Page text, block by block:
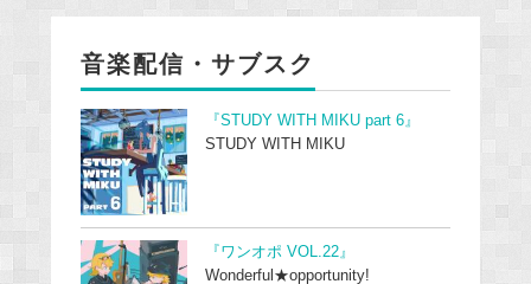
音楽配信・サブスク
『STUDY WITH MIKU part 6』
STUDY WITH MIKU
『ワンオポ VOL.22』
Wonderful★opportunity!